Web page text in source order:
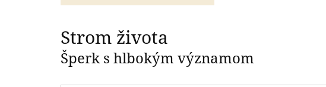
šperku
harmónie.
Strom života
Šperk s hlbokým významom
júl
-